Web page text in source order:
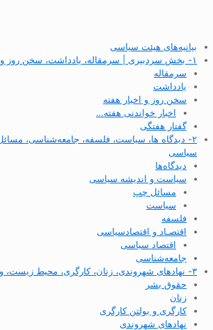
بیانیه‌های هیئت سیاسی
۱- بخش سردبیری | سرمقاله، یادداشت، سخن روز و پژوهش‌ها
سرمقاله
یادداشت
سخن روز و اخبار هفته
اخبار خواندنی هفته…
گفتار هفتگی
۲- دیدگاه ها، سیاست، فلسفه، جامعه‌شناسی،
سیاسی
دیدگاه‌ها
سیاست و اندیشه سیاسی
مسائل چپ
سیاست
فلسفه
اقتصـاد و اقتصاد‌سیاسی
اقتصاد سیاسی
جامعه‌شناسی
۳- نهادهای شهروندی، زنان، کارگری، محیط زیست، و حقوق بشر
حقوق بشر
زنان
کارگری و بولتن کارگری
نهادهای شهروندی